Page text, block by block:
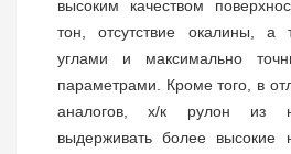
высоким качеством
тон, отсутствие окалины, а
углами и максимально
параметрами. Кроме того, в
аналогов, х/к рулон из
выдерживать более высокие